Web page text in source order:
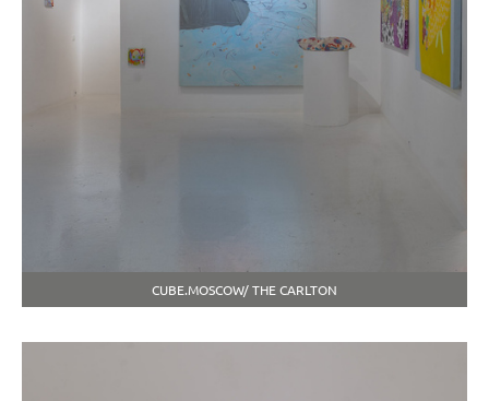
CUBE.MOSCOW/ THE CARLTON